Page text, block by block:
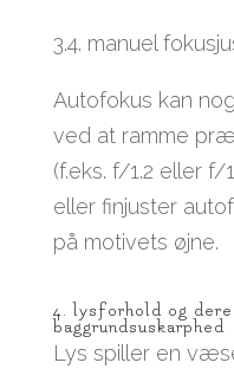
3.4. manuel
Autofokus kan
ved at ramme
(f.eks. f/1.2 eller f/
eller finjuster
på motivets øjne.
4. lysforhold og
baggrundsuskarphed
Lys spiller en